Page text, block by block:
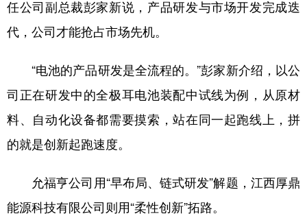
地方频道
北京 天津 河北 山西
山东 河南 湖北 湖南
任公司副总裁彭家新说，产品研发与市场开发完成迭
代，公司才能抢占市场先机。
“电池的产品研发是全流程的。”彭家新介绍，以公
司正在研发中的全极耳电池装配中试线为例，从原材
料、自动化设备都需要摸索，站在同一起跑线上，拼
的就是创新起跑速度。
允福亨公司用“早布局、链式研发”解题，江西厚鼎
能源科技有限公司则用“柔性创新”拓路。